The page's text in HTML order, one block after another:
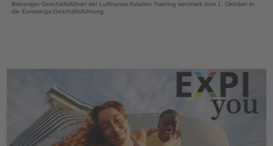
Bisheriger Geschäftsführer der Lufthansa Aviation Training wechselt zum 1. Oktober in
die Eurowings-Geschäftsführung